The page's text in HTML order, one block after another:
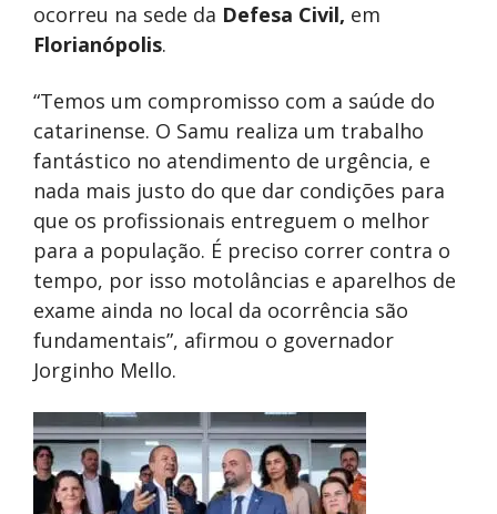
ocorreu na sede da Defesa Civil, em
Florianópolis.
“Temos um compromisso com a saúde do
catarinense. O Samu realiza um trabalho
fantástico no atendimento de urgência, e
nada mais justo do que dar condições para
que os profissionais entreguem o melhor
para a população. É preciso correr contra o
tempo, por isso motolâncias e aparelhos de
exame ainda no local da ocorrência são
fundamentais”, afirmou o governador
Jorginho Mello.